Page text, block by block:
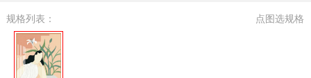
规格列表： 点图选规格